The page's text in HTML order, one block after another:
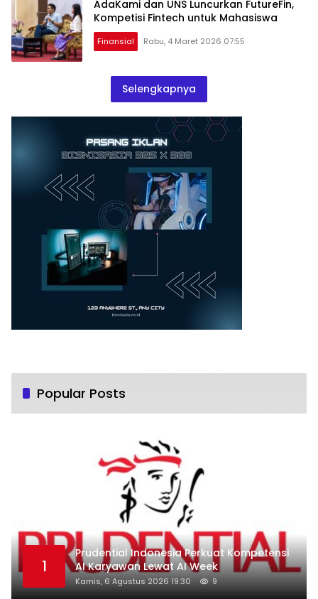
AdaKami dan UNS Luncurkan FutureFin,
Kompetisi Fintech untuk Mahasiswa
Finansial Rabu, 4 Maret 2026 07:55
Selengkapnya
Popular Posts
1
Prudential Indonesia Perkuat Kompetensi
AI Karyawan Lewat AI Week
Kamis, 6 Agustus 2026 19:30 9